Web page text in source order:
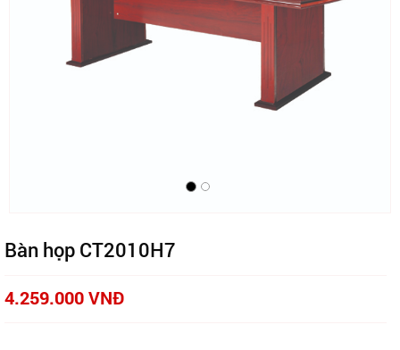
Bàn họp CT2010H7
4.259.000 VNĐ